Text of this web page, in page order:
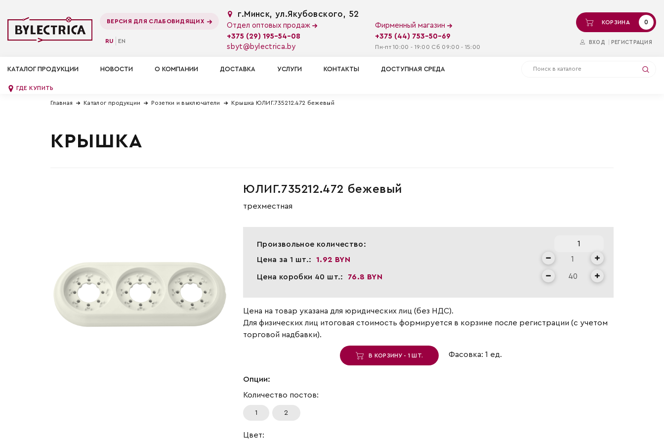
ВЕРСИЯ ДЛЯ СЛАБОВИДЯЩИХ
RU EN
г.Минск, ул.Якубовского, 52
Отдел оптовых продаж
+375 (29) 195-54-08
sbyt@bylectrica.by
Фирменный магазин
+375 (44) 753-50-69
Пн-пт 10:00 - 19:00 Сб 09:00 - 15:00
КОРЗИНА 0
ВХОД РЕГИСТРАЦИЯ
КАТАЛОГ ПРОДУКЦИИ НОВОСТИ О КОМПАНИИ ДОСТАВКА УСЛУГИ КОНТАКТЫ ДОСТУПНАЯ СРЕДА
ГДЕ КУПИТЬ
Главная Каталог продукции Розетки и выключатели Крышка ЮЛИГ.735212.472 бежевый
КРЫШКА
ЮЛИГ.735212.472 бежевый
трехместная
Произвольное количество:
Цена за 1 шт.:
1.92 BYN
Цена коробки 40 шт.: 76.8 BYN
Цена на товар указана для юридических лиц (без НДС).
Для физических лиц итоговая стоимость формируется в корзине после регистрации (с учетом
торговой надбавки).
В КОРЗИНУ - 1 ШТ. Фасовка: 1 ед.
Опции:
Количество постов:
1 2
Цвет: